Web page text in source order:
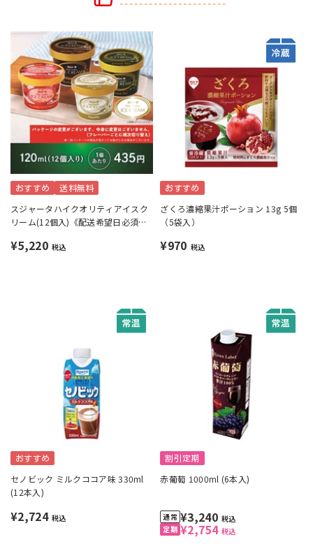
おすすめ 送料無料
スジャータハイクオリティアイスク
リーム(12個入)《配送希望日必須※
¥5,220 税込
おすすめ
ざくろ濃縮果汁ポーション 13g 5個
（5袋入）
¥970 税込
おすすめ
セノビック ミルクココア味 330ml
(12本入)
¥2,724 税込
割引定期
赤葡萄 1000ml (6本入)
¥2,754 税込
¥3,240 税込